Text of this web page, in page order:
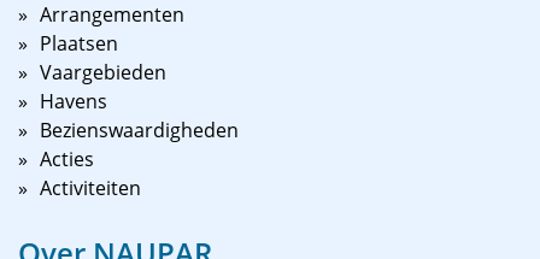
Arrangementen
Plaatsen
Vaargebieden
Havens
Bezienswaardigheden
Acties
Activiteiten